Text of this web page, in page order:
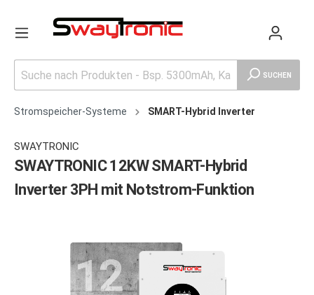
SUCHEN
Stromspeicher-Systeme SMART-Hybrid Inverter
SWAYTRONIC
SWAYTRONIC 12KW SMART-Hybrid
Inverter 3PH mit Notstrom-Funktion